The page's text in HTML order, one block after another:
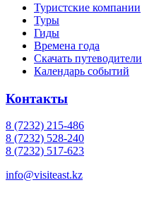
Туристские компании
Туры
Гиды
Времена года
Скачать путеводители
Календарь событий
Контакты
8 (7232) 215-486
8 (7232) 528-240
8 (7232) 517-623
info@visiteast.kz